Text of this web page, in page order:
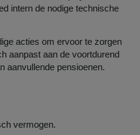
intern de nodige technische
acties om ervoor te zorgen
aanpast aan de voortdurend
aanvullende pensioenen.
vermogen.